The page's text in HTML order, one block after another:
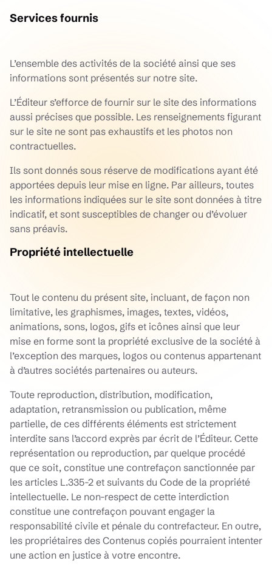
Services fournis
L’ensemble des activités de la société ainsi que ses
informations sont présentés sur notre site.
L’Éditeur s’efforce de fournir sur le site des informations
aussi précises que possible. Les renseignements figurant
sur le site ne sont pas exhaustifs et les photos non
contractuelles.
Ils sont donnés sous réserve de modifications ayant été
apportées depuis leur mise en ligne. Par ailleurs, toutes
les informations indiquées sur le site sont données à titre
indicatif, et sont susceptibles de changer ou d’évoluer
sans préavis.
Propriété intellectuelle
Tout le contenu du présent site, incluant, de façon non
limitative, les graphismes, images, textes, vidéos,
animations, sons, logos, gifs et icônes ainsi que leur
mise en forme sont la propriété exclusive de la société à
l’exception des marques, logos ou contenus appartenant
à d’autres sociétés partenaires ou auteurs.
Toute reproduction, distribution, modification,
adaptation, retransmission ou publication, même
partielle, de ces différents éléments est strictement
interdite sans l’accord exprès par écrit de l’Éditeur. Cette
représentation ou reproduction, par quelque procédé
que ce soit, constitue une contrefaçon sanctionnée par
les articles L.335-2 et suivants du Code de la propriété
intellectuelle. Le non-respect de cette interdiction
constitue une contrefaçon pouvant engager la
responsabilité civile et pénale du contrefacteur. En outre,
les propriétaires des Contenus copiés pourraient intenter
une action en justice à votre encontre.